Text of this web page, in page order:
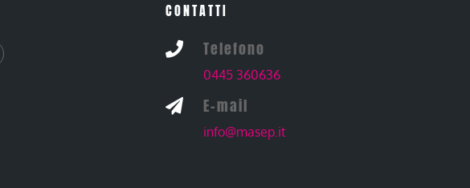
CONTATTI
 Telefono
0445 360636
 E-mail
info@masep.it